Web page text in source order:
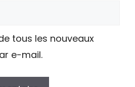
tous les nouveaux
e-mail.